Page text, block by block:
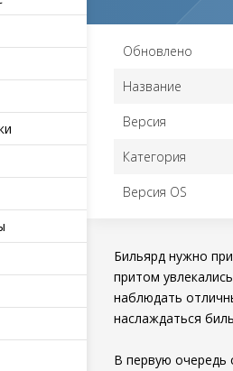
Обновлено
Название
Версия
Категория
Версия OS
Бильярд нужно
притом
наблюдать
наслаждаться
В первую очередь